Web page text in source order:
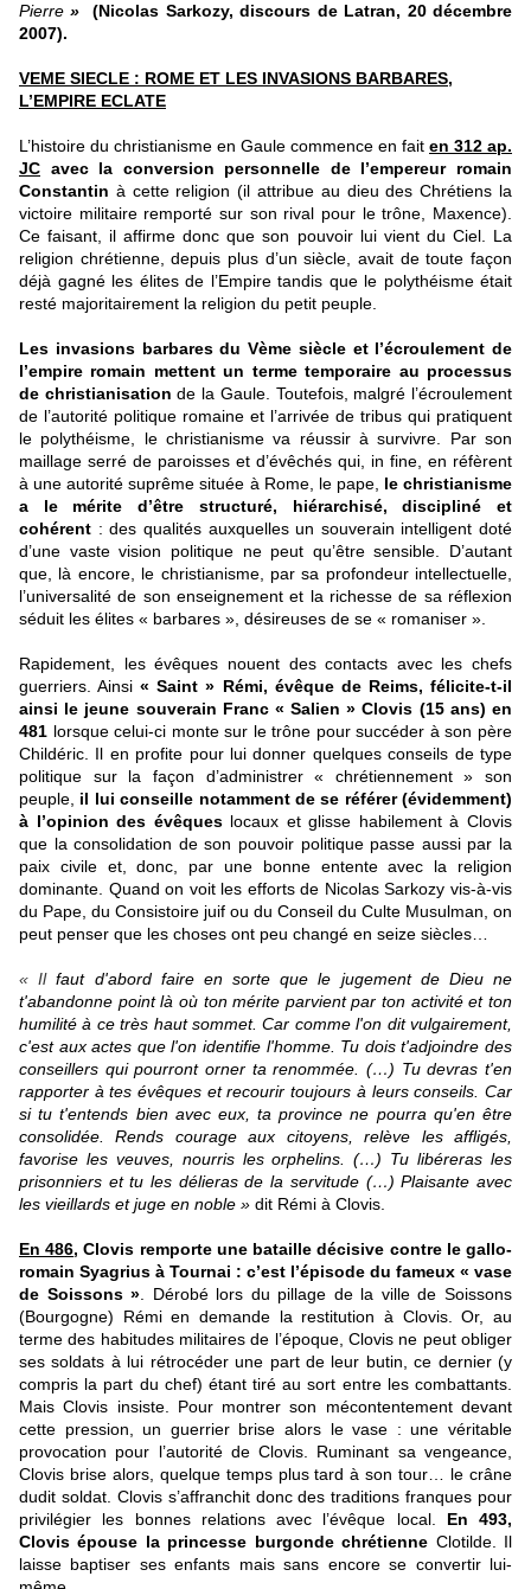
Pierre » (Nicolas Sarkozy, discours de Latran, 20 décembre
2007).
VEME SIECLE : ROME ET LES INVASIONS BARBARES,
L’EMPIRE ECLATE
L’histoire du christianisme en Gaule commence en fait en 312 ap.
JC avec la conversion personnelle de l’empereur romain
Constantin à cette religion (il attribue au dieu des Chrétiens la
victoire militaire remporté sur son rival pour le trône, Maxence).
Ce faisant, il affirme donc que son pouvoir lui vient du Ciel. La
religion chrétienne, depuis plus d’un siècle, avait de toute façon
déjà gagné les élites de l’Empire tandis que le polythéisme était
resté majoritairement la religion du petit peuple.
Les invasions barbares du Vème siècle et l’écroulement de
l’empire romain mettent un terme temporaire au processus
de christianisation de la Gaule. Toutefois, malgré l’écroulement
de l’autorité politique romaine et l’arrivée de tribus qui pratiquent
le polythéisme, le christianisme va réussir à survivre. Par son
maillage serré de paroisses et d’évêchés qui, in fine, en réfèrent
à une autorité suprême située à Rome, le pape, le christianisme
a le mérite d’être structuré, hiérarchisé, discipliné et
cohérent : des qualités auxquelles un souverain intelligent doté
d’une vaste vision politique ne peut qu’être sensible. D’autant
que, là encore, le christianisme, par sa profondeur intellectuelle,
l’universalité de son enseignement et la richesse de sa réflexion
séduit les élites « barbares », désireuses de se « romaniser ».
Rapidement, les évêques nouent des contacts avec les chefs
guerriers. Ainsi« Saint » Rémi, évêque de Reims, félicite-t-il
ainsi le jeune souverain Franc « Salien » Clovis (15 ans) en
481 lorsque celui-ci monte sur le trône pour succéder à son père
Childéric. Il en profite pour lui donner quelques conseils de type
politique sur la façon d’administrer « chrétiennement » son
peuple, il lui conseille notamment de se référer (évidemment)
à l’opinion des évêqueslocaux et glisse habilement à Clovis
que la consolidation de son pouvoir politique passe aussi par la
paix civile et, donc, par une bonne entente avec la religion
dominante. Quand on voit les efforts de Nicolas Sarkozy vis-à-vis
du Pape, du Consistoire juif ou du Conseil du Culte Musulman, on
peut penser que les choses ont peu changé en seize siècles…
« Ilfaut d'abord faire en sorte que le jugement de Dieu ne
t'abandonne point là où ton mérite parvient par ton activité et ton
humilité à ce très haut sommet. Car comme l'on dit vulgairement,
c'est aux actes que l'on identifie l'homme. Tu dois t'adjoindre des
conseillers qui pourront orner ta renommée. (…) Tu devras t'en
rapporter à tes évêques et recourir toujours à leurs conseils. Car
si tu t'entends bien avec eux, ta province ne pourra qu'en être
consolidée. Rends courage aux citoyens, relève les affligés,
favorise les veuves, nourris les orphelins. (…) Tu libéreras les
prisonniers et tu les délieras de la servitude (…) Plaisante avec
les vieillards et juge en noble » dit Rémi à Clovis.
En 486, Clovis remporte une bataille décisive contre le gallo-
romain Syagrius à Tournai : c’est l’épisode du fameux « vase
de Soissons » . Dérobé lors du pillage de la ville de Soissons
(Bourgogne) Rémi en demande la restitution à Clovis. Or, au
terme des habitudes militaires de l’époque, Clovis ne peut obliger
ses soldats à lui rétrocéder une part de leur butin, ce dernier (y
compris la part du chef) étant tiré au sort entre les combattants.
Mais Clovis insiste. Pour montrer son mécontentement devant
cette pression, un guerrier brise alors le vase : une véritable
provocation pour l’autorité de Clovis. Ruminant sa vengeance,
Clovis brise alors, quelque temps plus tard à son tour… le crâne
dudit soldat. Clovis s’affranchit donc des traditions franques pour
privilégier les bonnes relations avec l’évêque local. En 493,
Clovis épouse la princesse burgonde chrétienne Clotilde. Il
laisse baptiser ses enfants mais sans encore se convertir lui-